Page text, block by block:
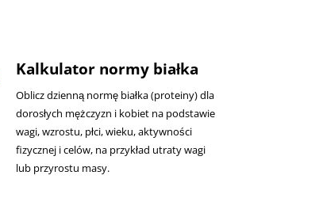
Kalkulator normy białka
Oblicz dzienną normę białka (proteiny) dla
dorosłych mężczyzn i kobiet na podstawie
wagi, wzrostu, płci, wieku, aktywności
fizycznej i celów, na przykład utraty wagi
lub przyrostu masy.